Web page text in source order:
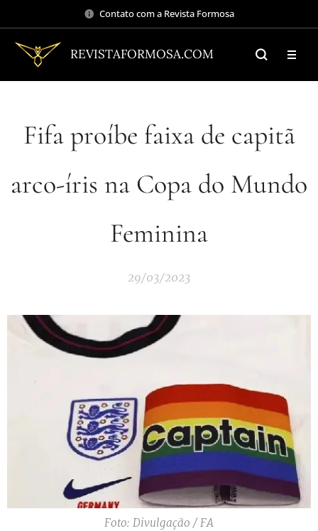
Contato com a Revista Formosa
REVISTAFORMOSA.COM
Fifa proíbe faixa de capitã
arco-íris na Copa do Mundo
Feminina
29/03/2023
Foto: Divulgação / FA